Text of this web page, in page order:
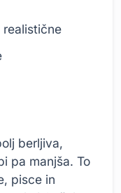
realistične
berljiva,
pa manjša. To
pisce in